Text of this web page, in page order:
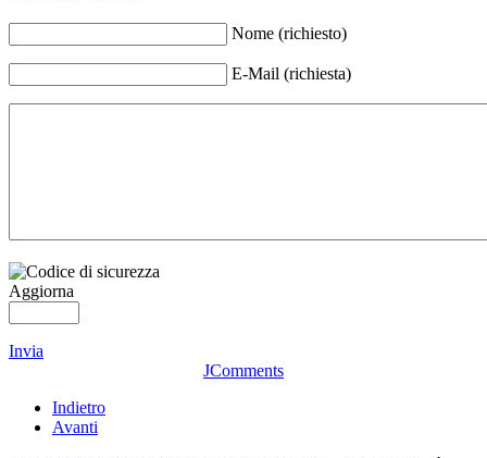
Nome (richiesto)
E-Mail (richiesta)
Aggiorna
Invia
JComments
Indietro
Avanti